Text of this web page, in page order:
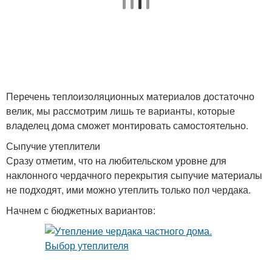
Деревянные обои
Перечень теплоизоляционных материалов достаточно
велик, мы рассмотрим лишь те варианты, которые
владелец дома сможет монтировать самостоятельно.
Сыпучие утеплители
Сразу отметим, что на любительском уровне для
наклонного чердачного перекрытия сыпучие материалы
не подходят, ими можно утеплить только пол чердака.
Начнем с бюджетных вариантов: